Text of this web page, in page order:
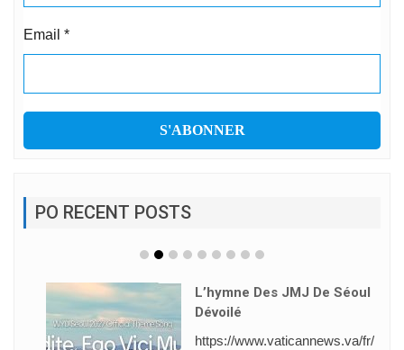
Email *
PO RECENT POSTS
L’hymne Des JMJ De Séoul
Dévoilé
https://www.vaticannews.va/fr/